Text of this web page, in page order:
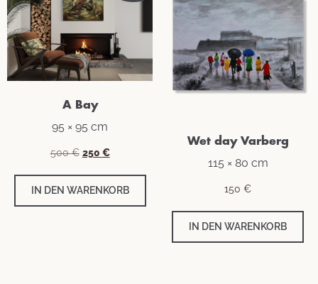
A Bay
95 × 95 cm
500€ Ursprünglicher
war:
500 €
250 €Aktueller
ist:
250 €.
IN DEN WARENKORB
Wet day Varberg
115 × 80 cm
150€
IN DEN WARENKORB